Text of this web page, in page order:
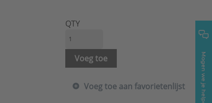
Mogen we je helpen?
QTY
Voeg toe
Voeg toe aan favorietenlijst